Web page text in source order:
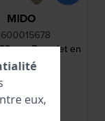
MIDO
mm Bracelet en
cuir kaki
€
● En stock
eux,